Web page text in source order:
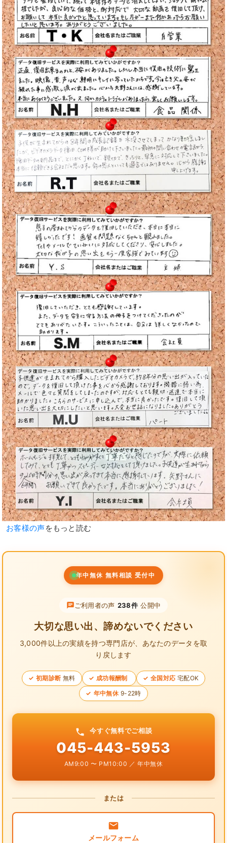
お客様の声をもっと読む
年中無休 無料相談 受付中
ご利用者の声 238件 公開中
大切な思い出、諦めないでください
3,000件以上の実績を持つ専門店が、 あなたのデータを取
り戻します
初期診断 無料 成功報酬制 全国対応 宅配OK
年中無休 9-22時
今すぐ無料でご相談
045-443-5953
AM9:00 〜 PM10:00 ／ 年中無休
または
メールフォーム